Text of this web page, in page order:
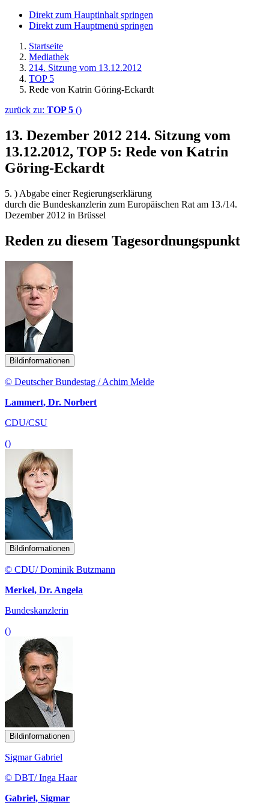
Direkt zum Hauptinhalt springen
Direkt zum Hauptmenü springen
Startseite
Mediathek
214. Sitzung vom 13.12.2012
TOP 5
Rede von Katrin Göring-Eckardt
zurück zu: TOP 5 ()
13. Dezember 2012 214. Sitzung vom
13.12.2012, TOP 5: Rede von Katrin
Göring-Eckardt
5. ) Abgabe einer Regierungserklärung
durch die Bundeskanzlerin zum Europäischen Rat am 13./14.
Dezember 2012 in Brüssel
Reden zu diesem Tagesordnungspunkt
Bildinformationen
© Deutscher Bundestag / Achim Melde
Lammert, Dr. Norbert
CDU/CSU
()
Bildinformationen
© CDU/ Dominik Butzmann
Merkel, Dr. Angela
Bundeskanzlerin
()
Bildinformationen
Sigmar Gabriel
© DBT/ Inga Haar
Gabriel, Sigmar